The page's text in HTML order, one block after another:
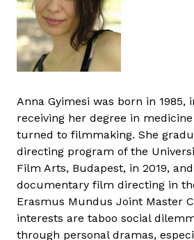
Anna Gyimesi was born in 1985,
receiving her degree in medicine
turned to filmmaking. She
directing program of the
Film Arts, Budapest, in 2019,
documentary film directing in
Erasmus Mundus Joint Master
interests are taboo social
through personal dramas,